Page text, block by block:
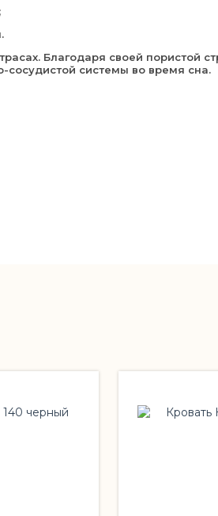
Благодаря своей
сосудистой системы во время сна.